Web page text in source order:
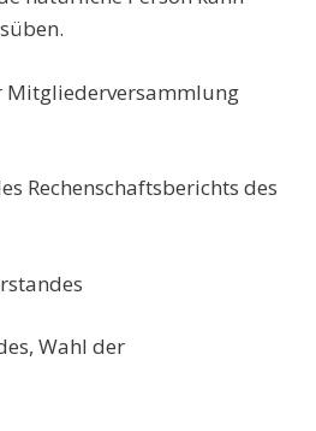
Mitgliederversammlung
Rechenschaftsberichts des
Wahl der